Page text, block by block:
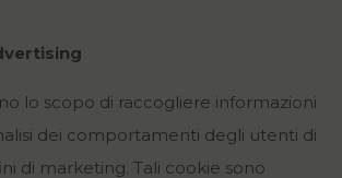
lo scopo di raccogliere informazioni
dei comportamenti degli utenti di
di marketing. Tali cookie sono